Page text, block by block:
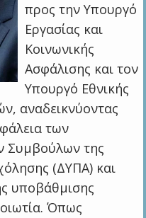
προς την Υπουργό
Εργασίας και
Κοινωνικής
Ασφάλισης και τον
Υπουργό Εθνικής
αναδεικνύοντας
των
Συμβούλων της
(ΔΥΠΑ) και
υποβάθμισης
Όπως